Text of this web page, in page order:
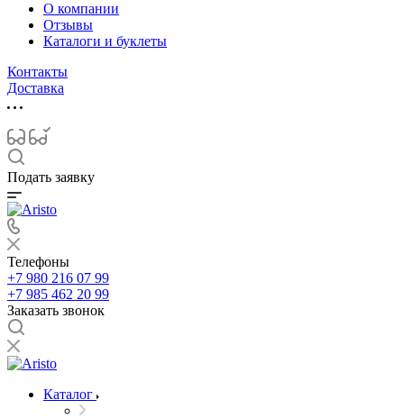
О компании
Отзывы
Каталоги и буклеты
Контакты
Доставка
Подать заявку
Телефоны
+7 980 216 07 99
+7 985 462 20 99
Заказать звонок
Каталог